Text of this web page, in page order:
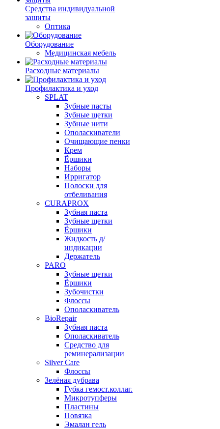
Средства индивидуальной
защиты
Оптика
Оборудование
Медицинская мебель
Расходные материалы
Профилактика и уход
SPLAT
Зубные пасты
Зубные щетки
Зубные нити
Ополаскиватели
Очищающие пенки
Крем
Ёршики
Наборы
Ирригатор
Полоски для
отбеливания
CURAPROX
Зубная паста
Зубные щетки
Ёршики
Жидкость д/
индикации
Держатель
PARO
Зубные щетки
Ёршики
Зубочистки
Флоссы
Ополаскиватель
BioRepair
Зубная паста
Ополаскиватель
Средство для
реминерализации
Silver Care
Флоссы
Зелёная дубрава
Губка гемост.коллаг.
Микротупферы
Пластины
Повязка
Эмалан гель